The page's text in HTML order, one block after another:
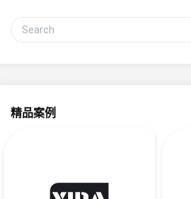
精品案例